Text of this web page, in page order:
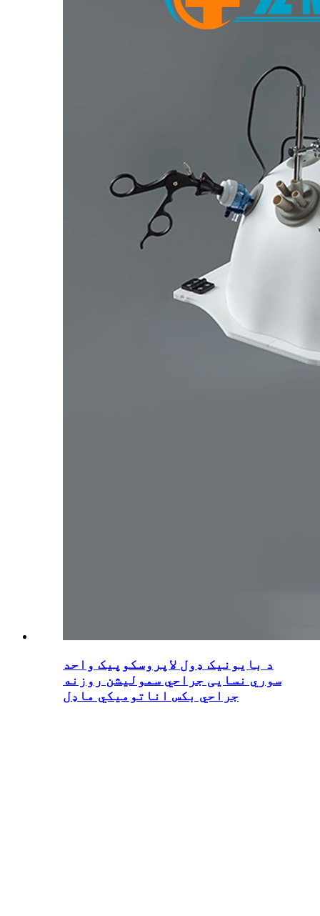
د بایونیک ډول لاپروسکوپیک واحد
سوري نسایی جراحي سمولیشن روزنه
جراحي بکس اناتوميکي ماډل